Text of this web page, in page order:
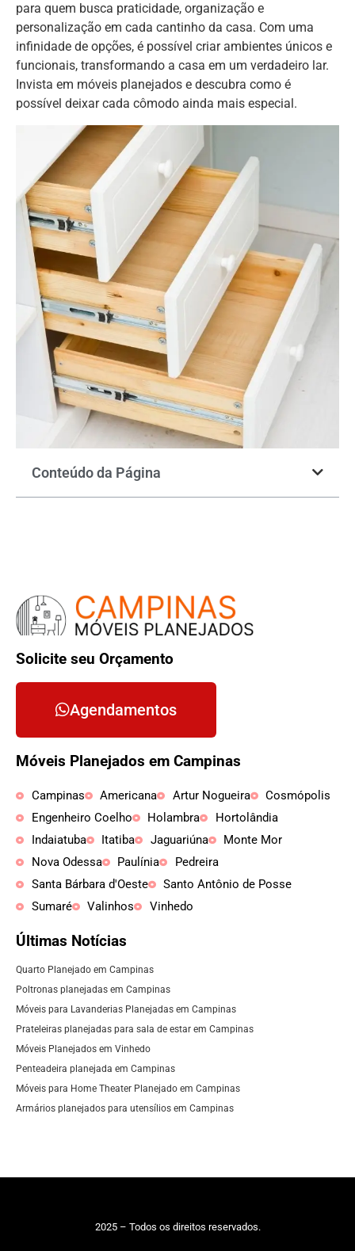
para quem busca praticidade, organização e
personalização em cada cantinho da casa. Com uma
infinidade de opções, é possível criar ambientes únicos e
funcionais, transformando a casa em um verdadeiro lar.
Invista em móveis planejados e descubra como é
possível deixar cada cômodo ainda mais especial.
Conteúdo da Página
Solicite seu Orçamento
Agendamentos
Móveis Planejados em Campinas
Campinas Americana Artur Nogueira
Cosmópolis
Engenheiro Coelho
Holambra
Hortolândia
Indaiatuba
Itatiba Jaguariúna
Monte Mor
Nova Odessa
Paulínia
Pedreira
Santa Bárbara d'Oeste
Santo Antônio de Posse
Sumaré
Valinhos Vinhedo
Últimas Notícias
Quarto Planejado em Campinas
Poltronas planejadas em Campinas
Móveis para Lavanderias Planejadas em Campinas
Prateleiras planejadas para sala de estar em Campinas
Móveis Planejados em Vinhedo
Penteadeira planejada em Campinas
Móveis para Home Theater Planejado em Campinas
Armários planejados para utensílios em Campinas
2025 – Todos os direitos reservados.